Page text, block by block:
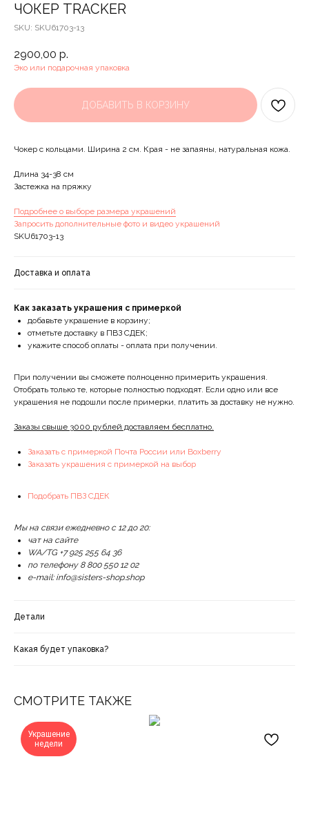
ЧОКЕР TRACKER
SKU: SKU61703-13
2900,00 р.
Эко или подарочная упаковка
ДОБАВИТЬ В КОРЗИНУ
Чокер с кольцами. Ширина 2 см. Края - не запаяны, натуральная кожа.
Длина 34-38 см
Застежка на пряжку
Подробнее о выборе размера украшений
Запросить дополнительные фото и видео украшений
SKU61703-13
Доставка и оплата
Как заказать украшения с примеркой
добавьте украшение в корзину;
отметьте доставку в ПВЗ СДЕК;
укажите способ оплаты - оплата при получении.
При получении вы сможете полноценно примерить украшения.
Отобрать только те, которые полностью подходят. Если одно или все
украшения не подошли после примерки, платить за доставку не нужно.
Заказы свыше 3000 рублей доставляем бесплатно.
Заказать с примеркой Почта России или Boxberry
Заказать украшения с примеркой на выбор
Подобрать ПВЗ СДЕК
Мы на связи ежедневно с 12 до 20:
чат на сайте
WA/TG +7 925 255 64 36
по телефону 8 800 550 12 02
e-mail: info@sisters-shop.shop
Детали
Какая будет упаковка?
СМОТРИТЕ ТАКЖЕ
Украшение
недели